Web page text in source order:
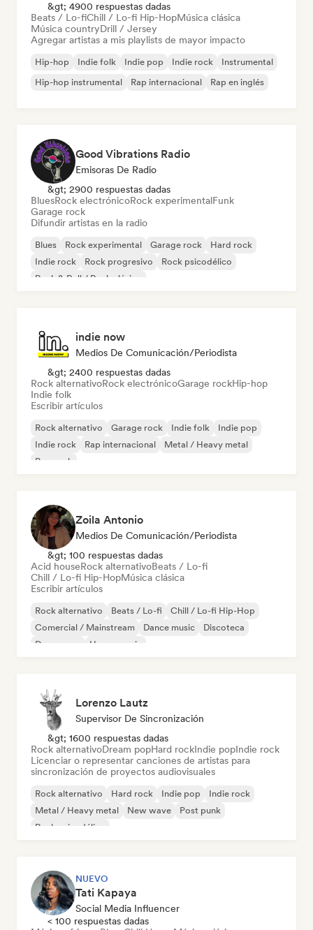
&gt; 4900 respuestas dadas
Beats / Lo-fiChill / Lo-fi Hip-HopMúsica clásica
Música countryDrill / Jersey
Agregar artistas a mis playlists de mayor impacto
Hip-hop Indie folk Indie pop Indie rock
Instrumental
Hip-hop instrumental
Rap internacional Rap en inglés
Good Vibrations Radio
Emisoras De Radio
&gt; 2900 respuestas dadas
BluesRock electrónicoRock experimentalFunk
Garage rock
Difundir artistas en la radio
Blues Rock experimental Garage rock
Hard rock
Indie rock
Rock progresivo
Rock psicodélico
Rock & Roll / Rock clásico
indie now
Medios De Comunicación/Periodista
&gt; 2400 respuestas dadas
Rock alternativoRock electrónicoGarage rockHip-hop
Indie folk
Escribir artículos
Rock alternativo Garage rock Indie folk
Indie pop
Indie rock
Rap internacional
Metal / Heavy metal
Pop rock
Zoila Antonio
Medios De Comunicación/Periodista
&gt; 100 respuestas dadas
Acid houseRock alternativoBeats / Lo-fi
Chill / Lo-fi Hip-HopMúsica clásica
Escribir artículos
Rock alternativo Beats / Lo-fi
Chill / Lo-fi Hip-Hop
Comercial / Mainstream
Dance music
Discoteca
Dream pop
House music
Lorenzo Lautz
Supervisor De Sincronización
&gt; 1600 respuestas dadas
Rock alternativoDream popHard rockIndie popIndie rock
Licenciar o representar canciones de artistas para
sincronización de proyectos audiovisuales
Rock alternativo Hard rock Indie pop
Indie rock
Metal / Heavy metal
New wave
Post punk
Rock psicodélico
NUEVO
Tati Kapaya
Social Media Influencer
< 100 respuestas dadas